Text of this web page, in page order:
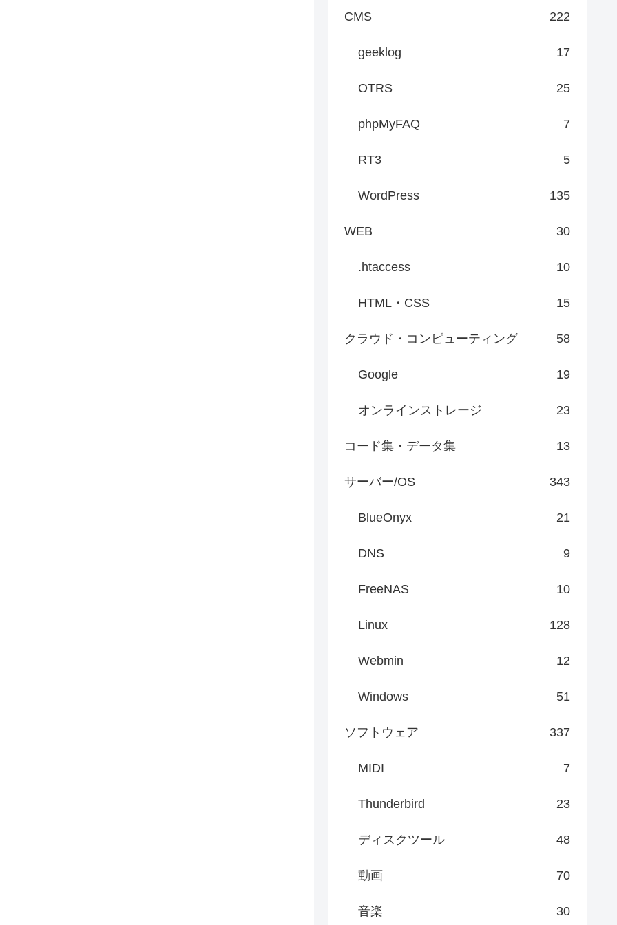
CMS 222
geeklog 17
OTRS 25
phpMyFAQ 7
RT3 5
WordPress 135
WEB 30
.htaccess 10
HTML・CSS 15
クラウド・コンピューティング 58
Google 19
オンラインストレージ 23
コード集・データ集 13
サーバー/OS 343
BlueOnyx 21
DNS 9
FreeNAS 10
Linux 128
Webmin 12
Windows 51
ソフトウェア 337
MIDI 7
Thunderbird 23
ディスクツール 48
動画 70
音楽 30